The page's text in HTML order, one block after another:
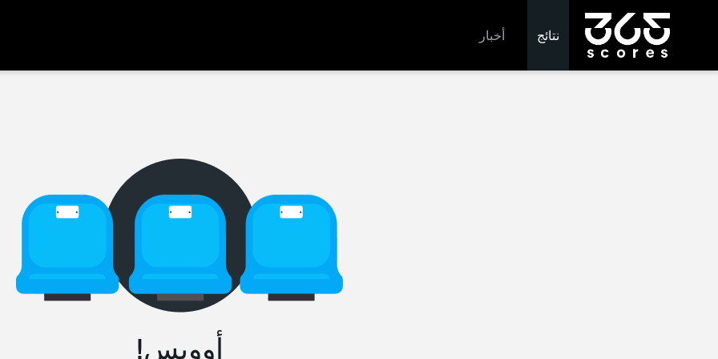
نتائج أخبار
أووبس!